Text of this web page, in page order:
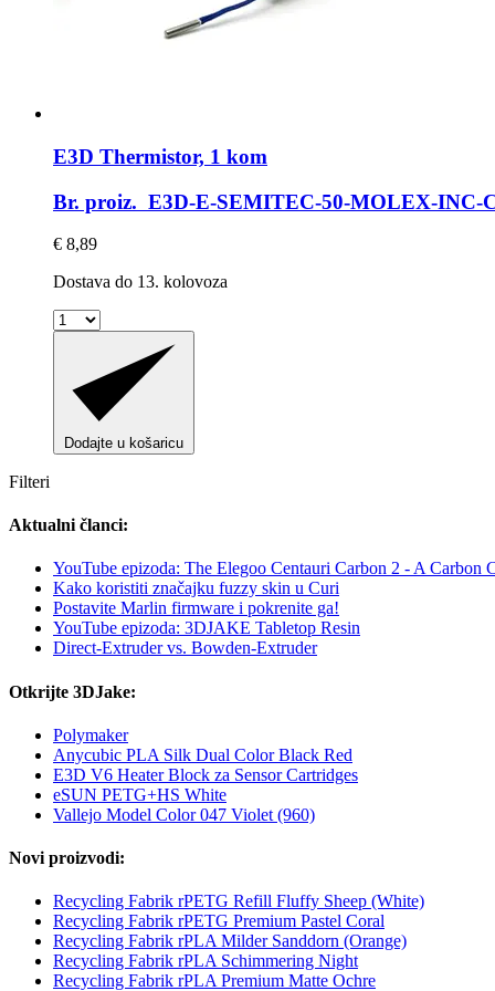
E3D Thermistor, 1 kom
Br. proiz. E3D-E-SEMITEC-50-MOLEX-INC-
€ 8,89
Dostava do 13. kolovoza
Dodajte u košaricu
Filteri
Aktualni članci:
YouTube epizoda: The Elegoo Centauri Carbon 2 - A Carbon
Kako koristiti značajku fuzzy skin u Curi
Postavite Marlin firmware i pokrenite ga!
YouTube epizoda: 3DJAKE Tabletop Resin
Direct-Extruder vs. Bowden-Extruder
Otkrijte 3DJake:
Polymaker
Anycubic PLA Silk Dual Color Black Red
E3D V6 Heater Block za Sensor Cartridges
eSUN PETG+HS White
Vallejo Model Color 047 Violet (960)
Novi proizvodi:
Recycling Fabrik rPETG Refill Fluffy Sheep (White)
Recycling Fabrik rPETG Premium Pastel Coral
Recycling Fabrik rPLA Milder Sanddorn (Orange)
Recycling Fabrik rPLA Schimmering Night
Recycling Fabrik rPLA Premium Matte Ochre